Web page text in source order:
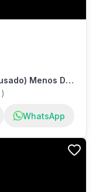
Menos De
WhatsApp